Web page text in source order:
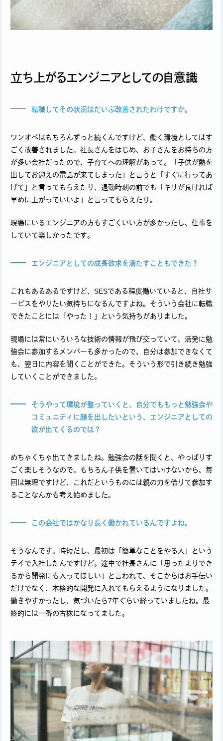
立ち上がるエンジニアとしての自意識
転職してその状況はだいぶ改善されたわけですか。
ワンオペはもちろんずっと続くんですけど、働く環境としてはす
ごく改善されました。社長さんをはじめ、お子さんをお持ちの方
が多い会社だったので、子育てへの理解があって。「子供が熱を
出してお迎えの電話が来てしまった」と言うと「すぐに行ってあ
げて」と言ってもらえたり、退勤時刻の前でも「キリが良ければ
早めに上がっていいよ」と言ってもらえたり。
現場にいるエンジニアの方もすごくいい方が多かったし、仕事を
していて楽しかったです。
エンジニアとしての成長欲求を満たすこともできた？
これもあるあるですけど、SESである程度働いていると、自社サ
ービスをやりたい気持ちになるんですよね。そういう会社に転職
できたことには「やった！」という気持ちがありました。
現場には常にいろいろな技術の情報が飛び交っていて、活発に勉
強会に参加するメンバーも多かったので、自分は参加できなくて
も、翌日に内容を聞くことができた。そういう形で引き続き勉強
していくことができました。
そうやって環境が整っていくと、自分でももっと勉強会や
コミュニティに顔を出したいという、エンジニアとしての
欲が出てくるのでは？
めちゃくちゃ出てきましたね。勉強会の話を聞くと、やっぱりす
ごく楽しそうなので。もちろん子供を置いてはいけないから、毎
回は無理ですけど、これだというものには親の力を借りて参加す
ることなんかも考え始めました。
この会社ではかなり長く働かれているんですよね。
そうなんです。時短だし、最初は「簡単なことをやる人」という
テイで入社したんですけど。途中で社長さんに「思ったよりでき
るから開発にも入ってほしい」と言われて、そこからはお手伝い
だけでなく、本格的な開発に入れてもらえるようになりました。
働きやすかったし、気づいたら7年ぐらい経っていましたね。最
終的には一番の古株になってました。